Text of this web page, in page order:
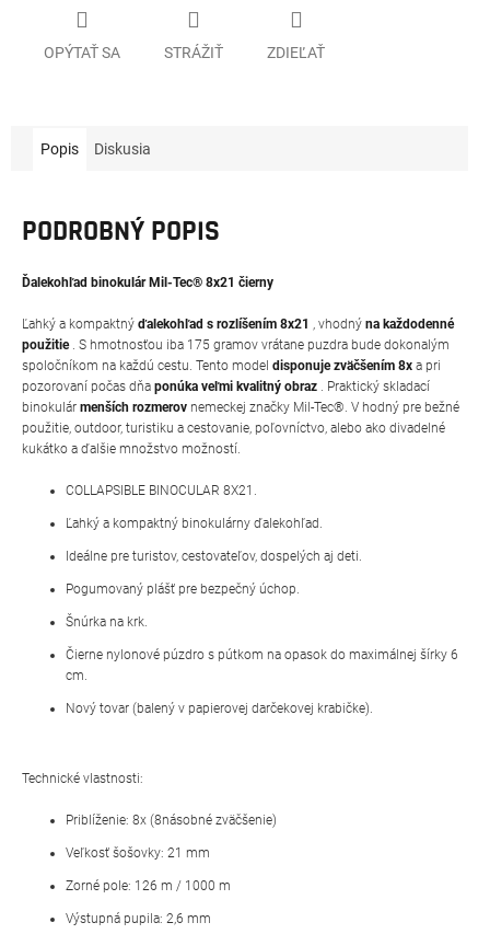
OPÝTAŤ SA STRÁŽIŤ ZDIEĽAŤ
Popis Diskusia
PODROBNÝ POPIS
Ďalekohľad binokulár Mil-Tec® 8x21 čierny
Ľahký a kompaktný ďalekohľad s rozlíšením 8x21 , vhodný na každodenné
použitie. S hmotnosťou iba 175 gramov vrátane puzdra bude dokonalým
spoločníkom na každú cestu. Tento model disponuje zväčšením 8x a pri
pozorovaní počas dňa ponúka veľmi kvalitný obraz . Praktický skladací
binokulár menších rozmerov nemeckej značky Mil-Tec®. V hodný pre bežné
použitie, outdoor, turistiku a cestovanie, poľovníctvo, alebo ako divadelné
kukátko a ďalšie množstvo možností.
COLLAPSIBLE BINOCULAR 8X21.
Ľahký a kompaktný binokulárny ďalekohľad.
Ideálne pre turistov, cestovateľov, dospelých aj deti.
Pogumovaný plášť pre bezpečný úchop.
Šnúrka na krk.
Čierne nylonové púzdro s pútkom na opasok do maximálnej šírky 6
cm.
Nový tovar (balený v papierovej darčekovej krabičke).
Technické vlastnosti:
Priblíženie: 8x (8násobné zväčšenie)
Veľkosť šošovky: 21 mm
Zorné pole: 126 m / 1000 m
Výstupná pupila: 2,6 mm